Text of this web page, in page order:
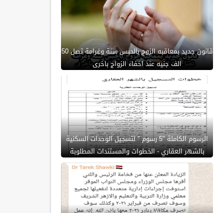
قانون جديد بمعاقبه الزوج بالحبس سنة وغرامة تصل 50
الف جنيه عند اخفاء الزواج باخرى
الرسوم الكاملة "5 رسوم " لتسجيل الوحدات السكنية
بالشهر العقاري - الخطوات والمستندات المطلوبة